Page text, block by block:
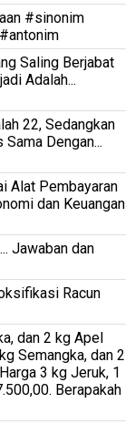
#sinonim
Saling Berjabat
Adalah...
22, Sedangkan
Dengan...
Alat Pembayaran
dan Keuangan
Jawaban dan
Racun
dan 2 kg Apel
Semangka, dan 2
3 kg Jeruk, 1
Berapakah